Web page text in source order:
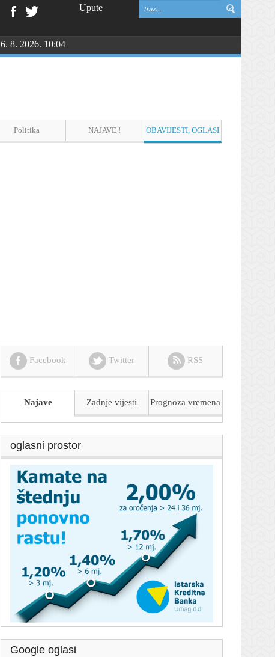
Upute
6. 8. 2026. 10:04
Politika NAJAVE ! OBAVIJESTI, OGLASI
Facebook Twitter RSS
Najave Zadnje vijesti Prognoza vremena
oglasni prostor
Google oglasi